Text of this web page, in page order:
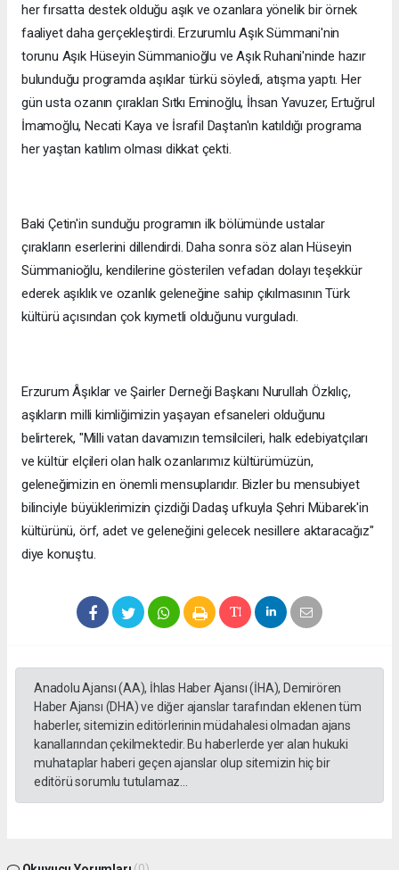
her fırsatta destek olduğu aşık ve ozanlara yönelik bir örnek
faaliyet daha gerçekleştirdi. Erzurumlu Aşık Sümmani'nin
torunu Aşık Hüseyin Sümmanioğlu ve Aşık Ruhani'ninde hazır
bulunduğu programda aşıklar türkü söyledi, atışma yaptı. Her
gün usta ozanın çırakları Sıtkı Eminoğlu, İhsan Yavuzer, Ertuğrul
İmamoğlu, Necati Kaya ve İsrafil Daştan'ın katıldığı programa
her yaştan katılım olması dikkat çekti.
Baki Çetin'in sunduğu programın ilk bölümünde ustalar
çırakların eserlerini dillendirdi. Daha sonra söz alan Hüseyin
Sümmanioğlu, kendilerine gösterilen vefadan dolayı teşekkür
ederek aşıklık ve ozanlık geleneğine sahip çıkılmasının Türk
kültürü açısından çok kıymetli olduğunu vurguladı.
Erzurum Âşıklar ve Şairler Derneği Başkanı Nurullah Özkılıç,
aşıkların milli kimliğimizin yaşayan efsaneleri olduğunu
belirterek, "Milli vatan davamızın temsilcileri, halk edebiyatçıları
ve kültür elçileri olan halk ozanlarımız kültürümüzün,
geleneğimizin en önemli mensuplarıdır. Bizler bu mensubiyet
bilinciyle büyüklerimizin çizdiği Dadaş ufkuyla Şehri Mübarek'in
kültürünü, örf, adet ve geleneğini gelecek nesillere aktaracağız"
diye konuştu.
Anadolu Ajansı (AA), İhlas Haber Ajansı (İHA), Demirören
Haber Ajansı (DHA) ve diğer ajanslar tarafından eklenen tüm
haberler, sitemizin editörlerinin müdahalesi olmadan ajans
kanallarından çekilmektedir. Bu haberlerde yer alan hukuki
muhataplar haberi geçen ajanslar olup sitemizin hiç bir
editörü sorumlu tutulamaz...